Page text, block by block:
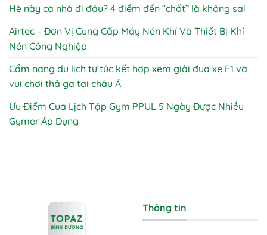
Hè này cả nhà đi đâu? 4 điểm đến “chốt” là không sai
Airtec – Đơn Vị Cung Cấp Máy Nén Khí Và Thiết Bị Khí
Nén Công Nghiệp
Cẩm nang du lịch tự túc kết hợp xem giải đua xe F1 và
vui chơi thả ga tại châu Á
Ưu Điểm Của Lịch Tập Gym PPUL 5 Ngày Được Nhiều
Gymer Áp Dụng
Thông tin